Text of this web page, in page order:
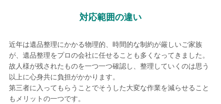
対応範囲の違い
近年は遺品整理にかかる物理的、時間的な制約が厳しいご家族
が、遺品整理をプロの会社に任せることも多くなってきました。
故人様が残されたものを一つ一つ確認し、整理していくのは思う
以上に心身共に負担がかかります。
第三者に入ってもらうことでそうした大変な作業を減らせること
もメリットの一つです。